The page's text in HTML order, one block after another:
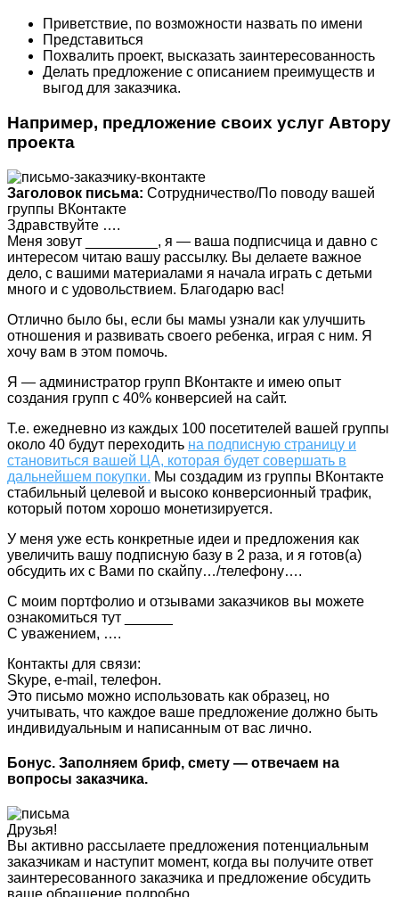
Приветствие, по возможности назвать по имени
Представиться
Похвалить проект, высказать заинтересованность
Делать предложение с описанием преимуществ и
выгод для заказчика.
Например, предложение своих услуг Автору
проекта
Заголовок письма: Сотрудничество/По поводу вашей
группы ВКонтакте
Здравствуйте ….
Меня зовут _________, я — ваша подписчица и давно с
интересом читаю вашу рассылку. Вы делаете важное
дело, с вашими материалами я начала играть с детьми
много и с удовольствием. Благодарю вас!
Отлично было бы, если бы мамы узнали как улучшить
отношения и развивать своего ребенка, играя с ним. Я
хочу вам в этом помочь.
Я — администратор групп ВКонтакте и имею опыт
создания групп с 40% конверсией на сайт.
Т.е. ежедневно из каждых 100 посетителей вашей группы
около 40 будут переходить на подписную страницу и
становиться вашей ЦА, которая будет совершать в
дальнейшем покупки. Мы создадим из группы ВКонтакте
стабильный целевой и высоко конверсионный трафик,
который потом хорошо монетизируется.
У меня уже есть конкретные идеи и предложения как
увеличить вашу подписную базу в 2 раза, и я готов(а)
обсудить их с Вами по скайпу…/телефону….
С моим портфолио и отзывами заказчиков вы можете
ознакомиться тут ______
С уважением, ….
Контакты для связи:
Skype, e-mail, телефон.
Это письмо можно использовать как образец, но
учитывать, что каждое ваше предложение должно быть
индивидуальным и написанным от вас лично.
Бонус. Заполняем бриф, смету — отвечаем на
вопросы заказчика.
Друзья!
Вы активно рассылаете предложения потенциальным
заказчикам и наступит момент, когда вы получите ответ
заинтересованного заказчика и предложение обсудить
ваше обращение подробно.